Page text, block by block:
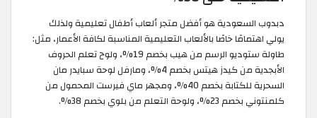
دبدوب السعودية هو أفضل متجر ألعاب أطفال تعليمية ولذلك
يولي اهتمامًا خاصًا بالألعاب التعليمية المناسبة لكافة الأعمار، مثل:
طاولة ستوديو الرسم من هيب بخصم 19%، ولوح تعلم الحروف
الأبجدية من كيدز هيتس بخصم 4%، ومارفل لوحة سبايدر مان
السحرية للكتابة بخصم 40%، ومجهر ماي فيرست المحمول من
كلمنتوني بخصم 23%، ولوحة التعلم من بلوي بخصم 38%.